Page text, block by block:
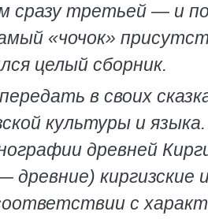
сразу третьей — и
«чочок»
целый сборник.
в своих
культуры и языка.
древней
киргизские
с